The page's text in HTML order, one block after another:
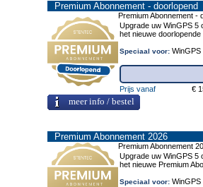
Premium Abonnement - doorlopend
Premium Abonnement -
Upgrade uw WinGPS 5
het nieuwe
Speciaal voor:WinGPS
Prijs vanaf €
meer info / bestel
Premium Abonnement 2026
Premium Abonnement
Upgrade uw WinGPS 5
het nieuwe Premium
Speciaal voor:WinGPS